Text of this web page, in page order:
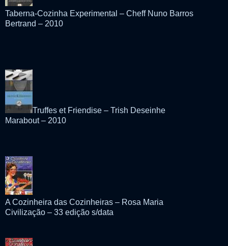
Taberna-Cozinha Experimental – Cheff Nuno Barros
Bertrand – 2010
Truffes et Friendise – Trish Deseinhe
Marabout – 2010
A Cozinheira das Cozinheiras – Rosa Maria
Civilização – 33 edição s/data